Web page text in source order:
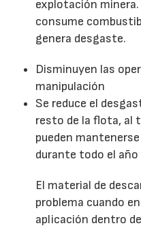
explotación
consume
genera desgaste.
Disminuyen las
manipulación
Se reduce el
resto de la flota, al
pueden
durante todo el año
El material de
problema cuando
aplicación dentro